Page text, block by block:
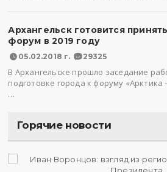
Архангельск готовится
форум в 2019 году
05.02.2018 г. 29325
В Архангельске прошло заседание
подготовке города к форуму
…
Горячие новости